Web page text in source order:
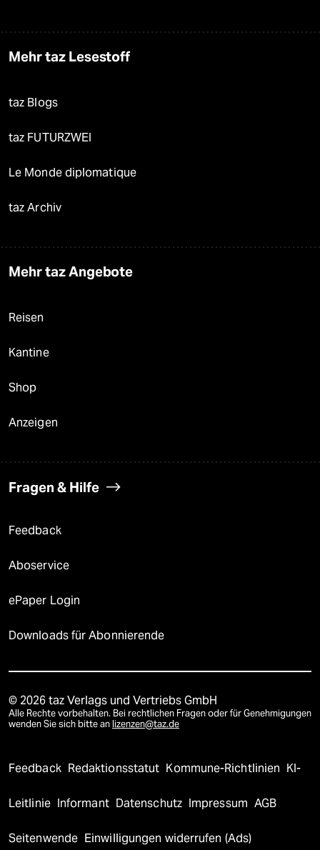
Mehr taz Lesestoff
taz Blogs
taz FUTURZWEI
Le Monde diplomatique
taz Archiv
Mehr taz Angebote
Reisen
Kantine
Shop
Anzeigen
Fragen & Hilfe
Feedback
Aboservice
ePaper Login
Downloads für Abonnierende
© 2026 taz Verlags und Vertriebs GmbH
Alle Rechte vorbehalten. Bei rechtlichen Fragen oder für Genehmigungen
wenden Sie sich bitte an lizenzen@taz.de
Feedback Redaktionsstatut Kommune-Richtlinien KI-
Leitlinie Informant Datenschutz Impressum AGB
Seitenwende Einwilligungen widerrufen (Ads)